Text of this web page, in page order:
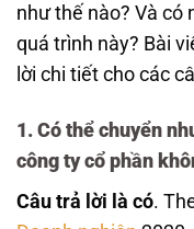
như thế nào? Và có
quá trình này? Bài
lời chi tiết cho các
1. Có thể chuyển
công ty cổ phần
Câu trả lời là có.